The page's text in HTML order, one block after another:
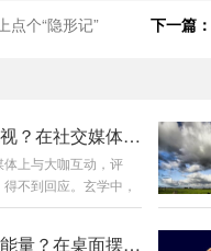
点个“隐形记” 下一篇：
感觉被行业大佬无视？在社交媒体头像后P个“靠山影”
上与大咖互动，评
不到回应。玄学中，
象”气场单薄，缺乏“分
同事总找你吐槽负能量？在桌面摆个“吸音贝”